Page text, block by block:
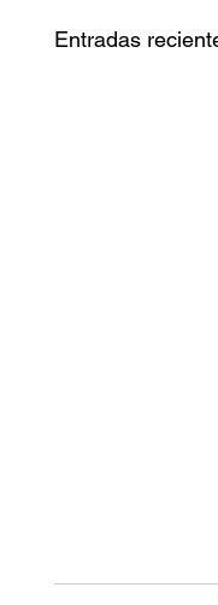
Entradas